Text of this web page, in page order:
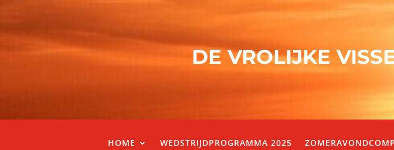
DE VROLIJKE
HOME WEDSTRIJDPROGRAMMA 2025